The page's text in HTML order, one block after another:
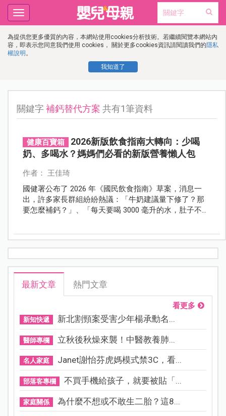
為提供您更多優質的內容，本網站使用cookies分析技術。若繼續閱覽本網站內
容，即表示您同意我們使用 cookies， 關於更多cookies資訊請閱讀我們的隱私
權說明 。
我知道了
Toggle
navigation
關鍵字補鈣替代方案 共有1筆資料
健康百寶箱
2026新版飲食指南大轉向：少喝
奶、多喝水？媽媽們必看的新版營養懶人包
作者： 王佳琦
國健署公布了 2026 年《國民飲食指南》草案，消息一
出，許多家長群組紛紛熱議：「牛奶建議量下修了？那
要怎麼補鈣？」、「每天要喝 3000 毫升的水，肚子不會
最新文章 熱門文章
看更多
新知快遞 新北割頸案受害少年楊承勳名...
醫師專欄 立秋後秋燥來襲！中醫教養肺...
名人家庭 Janet謝怡芬虎媽模式禁3C，看...
部落客專欄 不買手機給孩子，就要被貼「...
家庭關係 為什麼不想或不敢生二胎？這8...